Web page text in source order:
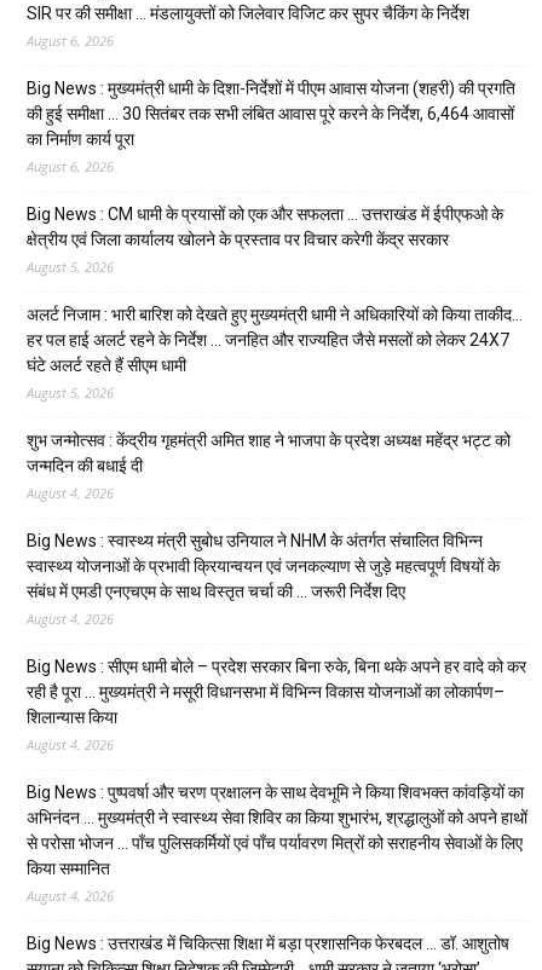
SIR पर की समीक्षा … मंडलायुक्तों को जिलेवार विजिट कर सुपर चैकिंग के निर्देश
August 6, 2026
Big News : मुख्यमंत्री धामी के दिशा-निर्देशों में पीएम आवास योजना (शहरी) की प्रगति
की हुई समीक्षा … 30 सितंबर तक सभी लंबित आवास पूरे करने के निर्देश, 6,464 आवासों
का निर्माण कार्य पूरा
August 6, 2026
Big News : CM धामी के प्रयासों को एक और सफलता … उत्तराखंड में ईपीएफओ के
क्षेत्रीय एवं जिला कार्यालय खोलने के प्रस्ताव पर विचार करेगी केंद्र सरकार
August 5, 2026
अलर्ट निजाम : भारी बारिश को देखते हुए मुख्यमंत्री धामी ने अधिकारियों को किया ताकीद…
हर पल हाई अलर्ट रहने के निर्देश … जनहित और राज्यहित जैसे मसलों को लेकर 24X7
घंटे अलर्ट रहते हैं सीएम धामी
August 5, 2026
शुभ जन्मोत्सव : केंद्रीय गृहमंत्री अमित शाह ने भाजपा के प्रदेश अध्यक्ष महेंद्र भट्ट को
जन्मदिन की बधाई दी
August 4, 2026
Big News : स्वास्थ्य मंत्री सुबोध उनियाल ने NHM के अंतर्गत संचालित विभिन्न
स्वास्थ्य योजनाओं के प्रभावी क्रियान्वयन एवं जनकल्याण से जुड़े महत्वपूर्ण विषयों के
संबंध में एमडी एनएचएम के साथ विस्तृत चर्चा की … जरूरी निर्देश दिए
August 4, 2026
Big News : सीएम धामी बोले – प्रदेश सरकार बिना रुके, बिना थके अपने हर वादे को कर
रही है पूरा … मुख्यमंत्री ने मसूरी विधानसभा में विभिन्न विकास योजनाओं का लोकार्पण–
शिलान्यास किया
August 4, 2026
Big News : पुष्पवर्षा और चरण प्रक्षालन के साथ देवभूमि ने किया शिवभक्त कांवड़ियों का
अभिनंदन … मुख्यमंत्री ने स्वास्थ्य सेवा शिविर का किया शुभारंभ, श्रद्धालुओं को अपने हाथों
से परोसा भोजन … पाँच पुलिसकर्मियों एवं पाँच पर्यावरण मित्रों को सराहनीय सेवाओं के लिए
किया सम्मानित
August 4, 2026
Big News : उत्तराखंड में चिकित्सा शिक्षा में बड़ा प्रशासनिक फेरबदल … डॉ. आशुतोष